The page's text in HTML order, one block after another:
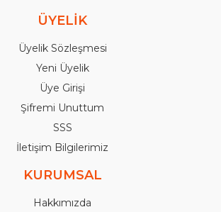
ÜYELİK
Üyelik Sözleşmesi
Yeni Üyelik
Üye Girişi
Şifremi Unuttum
SSS
İletişim Bilgilerimiz
KURUMSAL
Hakkımızda